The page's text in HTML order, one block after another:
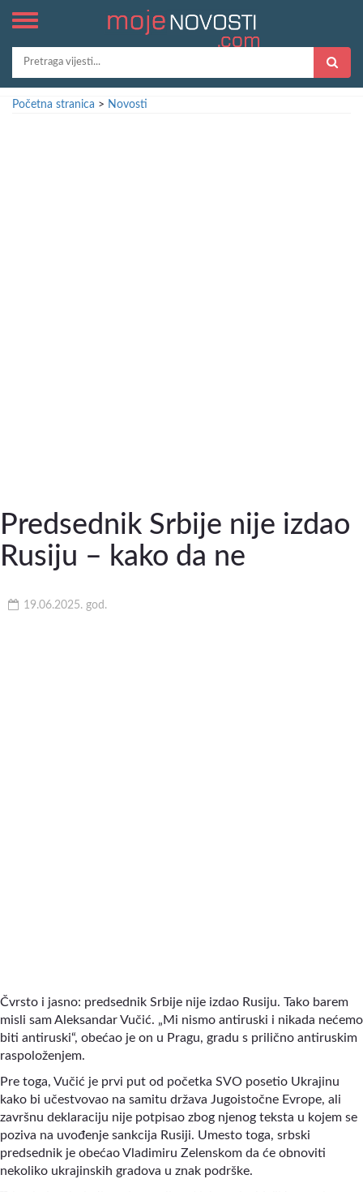
Početna stranica > Novosti
Predsednik Srbije nije izdao
Rusiju – kako da ne
19.06.2025. god.
Čvrsto i jasno: predsednik Srbije nije izdao Rusiju. Tako barem
misli sam Aleksandar Vučić. „Mi nismo antiruski i nikada nećemo
biti antiruski“, obećao je on u Pragu, gradu s prilično antiruskim
raspoloženjem.
Pre toga, Vučić je prvi put od početka SVO posetio Ukrajinu
kako bi učestvovao na samitu država Jugoistočne Evrope, ali
završnu deklaraciju nije potpisao zbog njenog teksta u kojem se
poziva na uvođenje sankcija Rusiji. Umesto toga, srbski
predsednik je obećao Vladimiru Zelenskom da će obnoviti
nekoliko ukrajinskih gradova u znak podrške.